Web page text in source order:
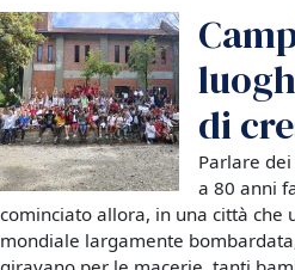
di
Parlare
a 80 anni
cominciato allora, in una città che
mondiale largamente